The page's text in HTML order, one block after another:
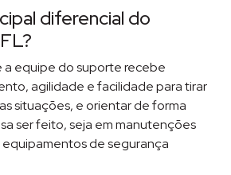
diferencial do
a equipe do suporte recebe
agilidade e facilidade para tirar
situações, e orientar de forma
ser feito, seja em manutenções
de segurança